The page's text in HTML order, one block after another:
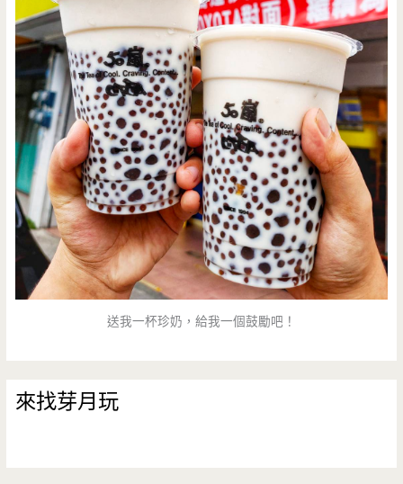
看
這
裡，
來
一
場
異
國
美
邂
送我一杯珍奶，給我一個鼓勵吧！
來找芽月玩